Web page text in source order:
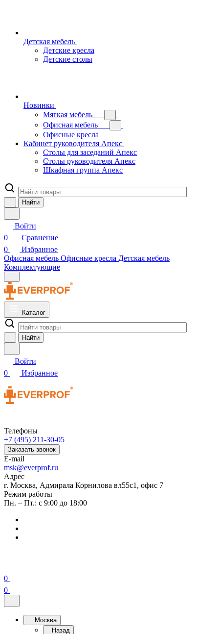
Детская мебель
Детские кресла
Детские столы
Новинки
Мягкая мебель
Офисная мебель
Офисные кресла
Кабинет руководителя Апекс
Столы для заседаний Апекс
Столы руководителя Апекс
Шкафная группа Апекс
Найти
Войти
0
Сравнение
0
Избранное
Офисная мебель Офисные кресла Детская мебель
Комплектующие
Каталог
Найти
Войти
0
Избранное
Телефоны
+7 (495) 211-30-05
Заказать звонок
E-mail
msk@everprof.ru
Адрес
г. Москва, Адмирала Корнилова вл55с1, офис 7
Режим работы
Пн. – Пт.: с 9:00 до 18:00
0
0
Москва
Назад